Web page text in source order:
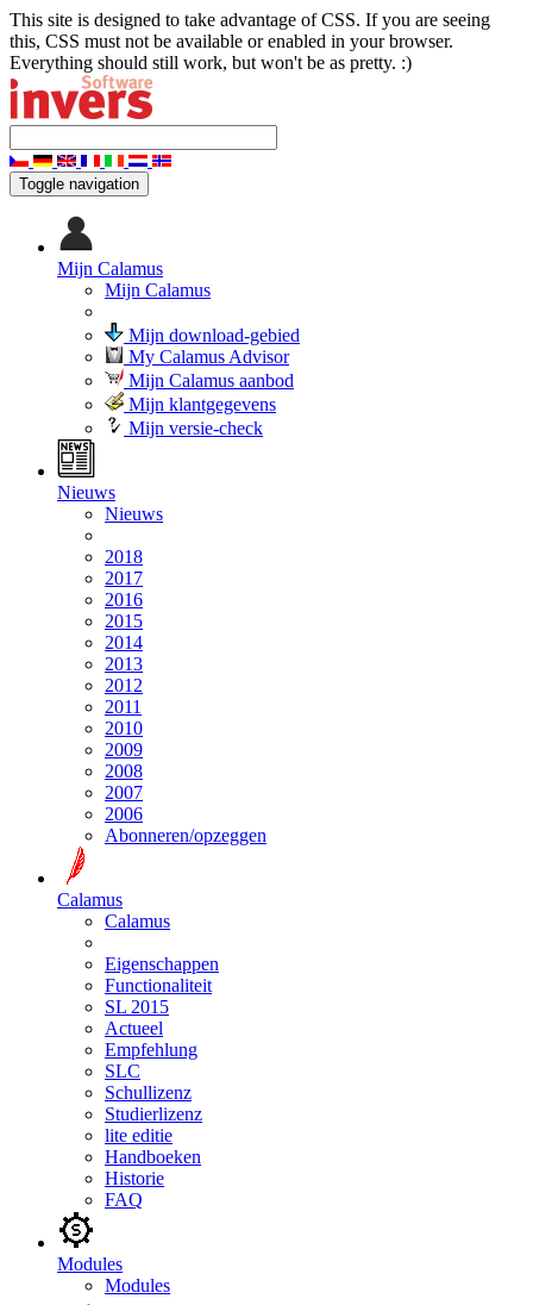
This site is designed to take advantage of CSS. If you are seeing
this, CSS must not be available or enabled in your browser.
Everything should still work, but won't be as pretty. :)
Toggle navigation
Mijn Calamus
Mijn Calamus
Mijn download-gebied
My Calamus Advisor
Mijn Calamus aanbod
Mijn klantgegevens
Mijn versie-check
Nieuws
Nieuws
2018
2017
2016
2015
2014
2013
2012
2011
2010
2009
2008
2007
2006
Abonneren/opzeggen
Calamus
Calamus
Eigenschappen
Functionaliteit
SL 2015
Actueel
Empfehlung
SLC
Schullizenz
Studierlizenz
lite editie
Handboeken
Historie
FAQ
Modules
Modules